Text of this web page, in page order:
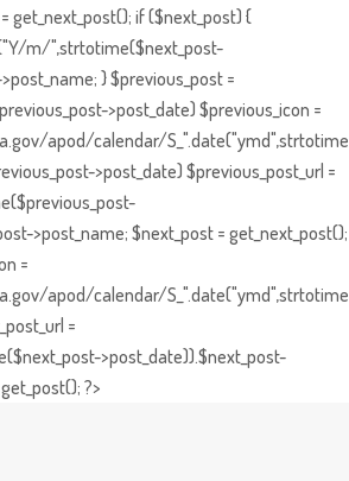
get_next_post(); if ($next_post) {
m/",strtotime($next_post-
} $previous_post =
>post_date) $previous_icon =
apod/calendar/
>post_date) $previous_post_url =
>post_name; $next_post = get_next_post();
=
apod/calendar/
=
>post_date)).$next_post-
?>